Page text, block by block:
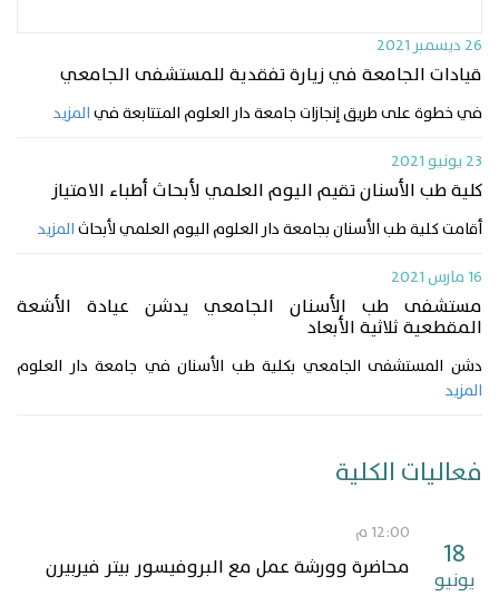
26 ديسمبر 2021
قيادات الجامعة في زيارة تفقدية للمستشفى الجامعي
في خطوة على طريق إنجازات جامعة دار العلوم المتتابعة فيالمزيد
23 يونيو 2021
كلية طب الأسنان تقيم اليوم العلمي لأبحاث أطباء الامتياز
أقامت كلية طب الأسنان بجامعة دار العلوم اليوم العلمي لأبحاثالمزيد
16 مارس 2021
مستشفى طب الأسـنان الجامعي يدشـن عيادة الأشـعة
المقطعية ثلاثية الأبعاد
دشن المستشفى الجامعي بكلية طب الأسنان في جامعة دار العلوم
المزيد
فعاليات الكلية
18
يونيو
12:00 م
محاضرة وورشة عمل مع البروفيسور بيتر فيربيرن